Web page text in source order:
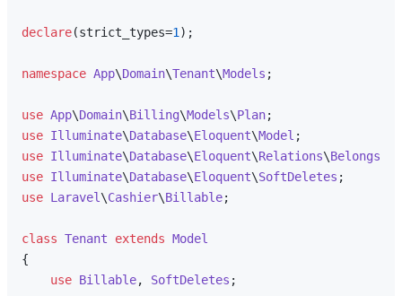
declare(strict_types=1);
namespace App\Domain\Tenant\Models ;
use App\Domain\Billing\Models\Plan
use Illuminate\Database\Eloquent\Model
use Illuminate\Database\Eloquent\Relations\BelongsTo
use Illuminate\Database\Eloquent\SoftDeletes
use Laravel\Cashier\Billable;
class Tenant extends Model
{
use Billable, SoftDeletes ;